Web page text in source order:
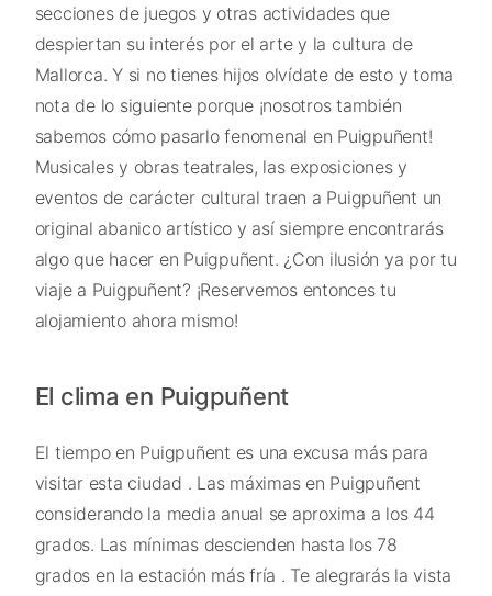
secciones de juegos y otras actividades que
despiertan su interés por el arte y la cultura de
Mallorca. Y si no tienes hijos olvídate de esto y toma
nota de lo siguiente porque ¡nosotros también
sabemos cómo pasarlo fenomenal en Puigpuñent!
Musicales y obras teatrales, las exposiciones y
eventos de carácter cultural traen a Puigpuñent un
original abanico artístico y así siempre encontrarás
algo que hacer en Puigpuñent. ¿Con ilusión ya por tu
viaje a Puigpuñent? ¡Reservemos entonces tu
alojamiento ahora mismo!
El clima en Puigpuñent
El tiempo en Puigpuñent es una excusa más para
visitar esta ciudad . Las máximas en Puigpuñent
considerando la media anual se aproxima a los 44
grados. Las mínimas descienden hasta los 78
grados en la estación más fría . Te alegrarás la vista